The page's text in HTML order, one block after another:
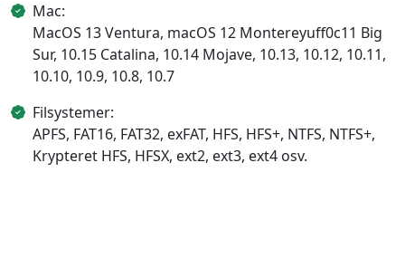
Mac:
MacOS 13 Ventura, macOS 12 Montereyuff0c11 Big
Sur, 10.15 Catalina, 10.14 Mojave, 10.13, 10.12, 10.11,
10.10, 10.9, 10.8, 10.7
Filsystemer:
APFS, FAT16, FAT32, exFAT, HFS, HFS+, NTFS, NTFS+,
Krypteret HFS, HFSX, ext2, ext3, ext4 osv.